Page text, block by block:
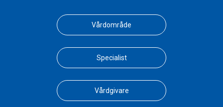
Vårdområde
Specialist
Vårdgivare